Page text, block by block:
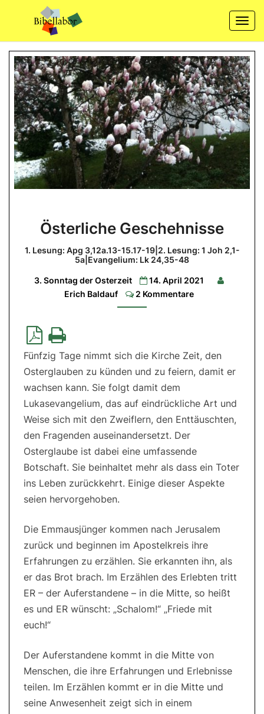
content
Geschehnisse
1.
Lesung:
Apg
15.17-
Lesung:
1
48
Österliche Geschehnisse
1. Lesung: Apg 3,12a.13-15.17-19|2. Lesung: 1 Joh 2,1-
5a|Evangelium: Lk 24,35-48
3. Sonntag der Osterzeit
14. April 2021
Erich Baldauf
Comments
2 Kommentare
Fünfzig Tage nimmt sich die Kirche Zeit, den
Osterglauben zu künden und zu feiern, damit er
wachsen kann. Sie folgt damit dem
Lukasevangelium, das auf eindrückliche Art und
Weise sich mit den Zweiflern, den Enttäuschten,
den Fragenden auseinandersetzt. Der
Osterglaube ist dabei eine umfassende
Botschaft. Sie beinhaltet mehr als dass ein Toter
ins Leben zurückkehrt. Einige dieser Aspekte
seien hervorgehoben.
Die Emmausjünger kommen nach Jerusalem
zurück und beginnen im Apostelkreis ihre
Erfahrungen zu erzählen. Sie erkannten ihn, als
er das Brot brach. Im Erzählen des Erlebten tritt
ER – der Auferstandene – in die Mitte, so heißt
es und ER wünscht: „Schalom!“ „Friede mit
euch!“
Der Auferstandene kommt in die Mitte von
Menschen, die ihre Erfahrungen und Erlebnisse
teilen. Im Erzählen kommt er in die Mitte und
seine Anwesenheit zeigt sich in einem